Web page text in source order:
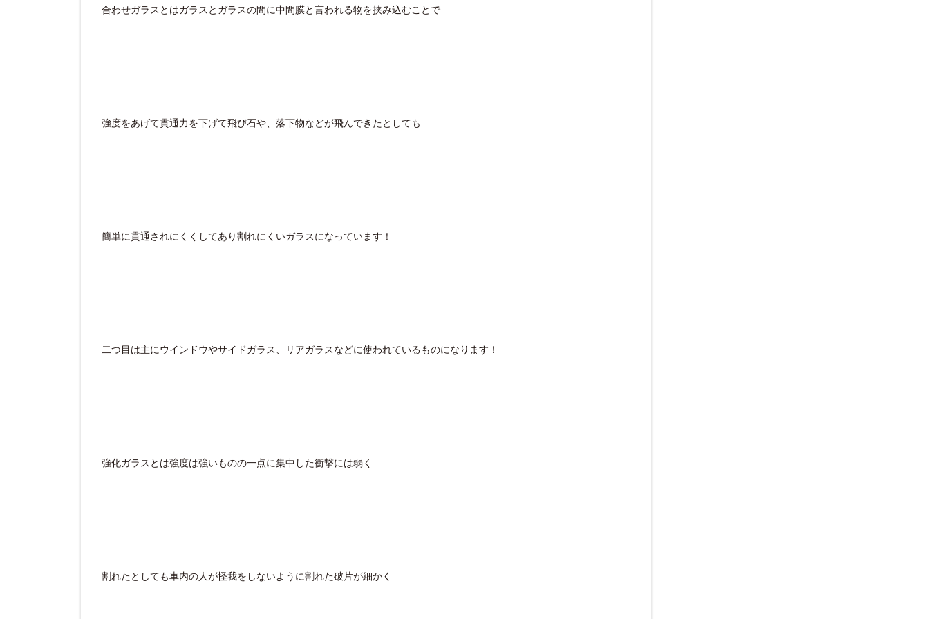
合わせガラスとはガラスとガラスの間に中間膜と言われる物を挟み込むことで
強度をあげて貫通力を下げて飛び石や、落下物などが飛んできたとしても
簡単に貫通されにくくしてあり割れにくいガラスになっています！
二つ目は主にウインドウやサイドガラス、リアガラスなどに使われているものになります！
強化ガラスとは強度は強いものの一点に集中した衝撃には弱く
割れたとしても車内の人が怪我をしないように割れた破片が細かく